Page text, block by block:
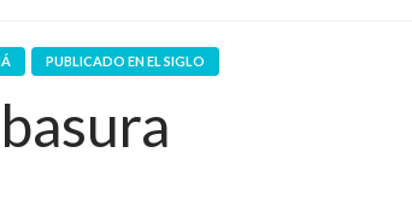
PUBLICADO EN EL SIGLO